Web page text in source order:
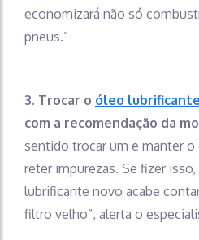
economizará não só
pneus.”
3. Trocar o óleo lubrificante
com a recomendação da
sentido trocar um e manter
reter impurezas. Se fizer
lubrificante novo acabe
filtro velho”, alerta o